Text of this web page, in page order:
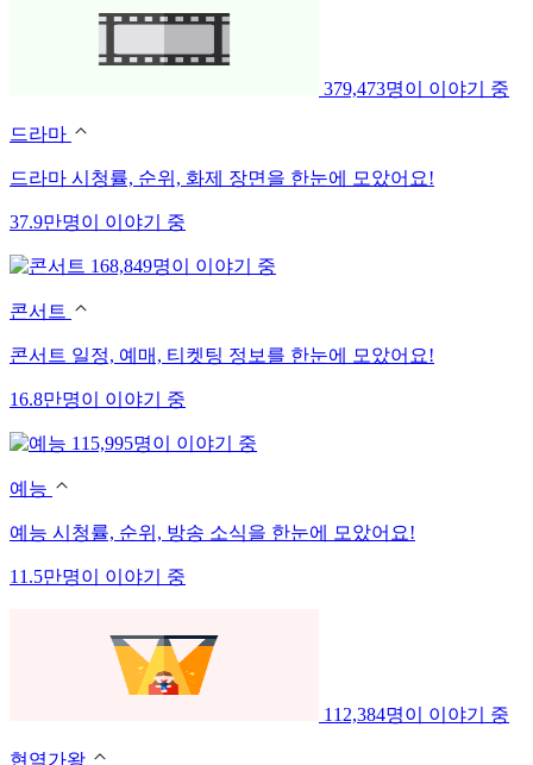
379,473명이 이야기 중
드라마
드라마 시청률, 순위, 화제 장면을 한눈에 모았어요!
37.9만명이 이야기 중
168,849명이 이야기 중
콘서트
콘서트 일정, 예매, 티켓팅 정보를 한눈에 모았어요!
16.8만명이 이야기 중
115,995명이 이야기 중
예능
예능 시청률, 순위, 방송 소식을 한눈에 모았어요!
11.5만명이 이야기 중
112,384명이 이야기 중
현역가왕